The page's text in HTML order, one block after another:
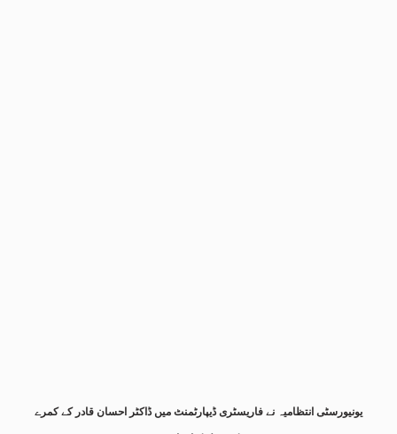
یونیورسٹی انتظامیہ نے فاریسٹری ڈیپارٹمنٹ میں ڈاکٹر احسان قادر کے کمرے